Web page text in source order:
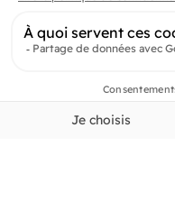
Produits
En savoir plus